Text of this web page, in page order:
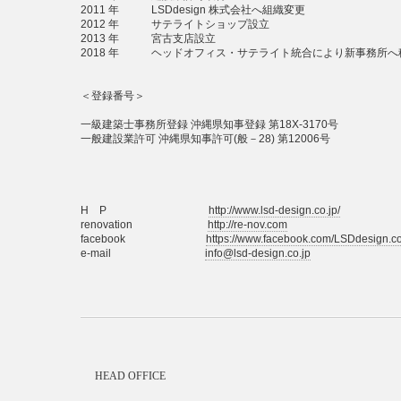
2011 年 LSDdesign 株式会社へ組織変更
2012 年 サテライトショップ設立
2013 年 宮古支店設立
2018 年 ヘッドオフィス・サテライト統合により新事務所へ
＜登録番号＞
一級建築士事務所登録 沖縄県知事登録 第18X-3170号
一般建設業許可 沖縄県知事許可(般－28) 第12006号
H P
http://www.lsd-design.co.jp/
renovation
http://re-nov.com
facebook
https://www.facebook.com/
e-mail info@lsd-design.co.jp
HEAD OFFICE